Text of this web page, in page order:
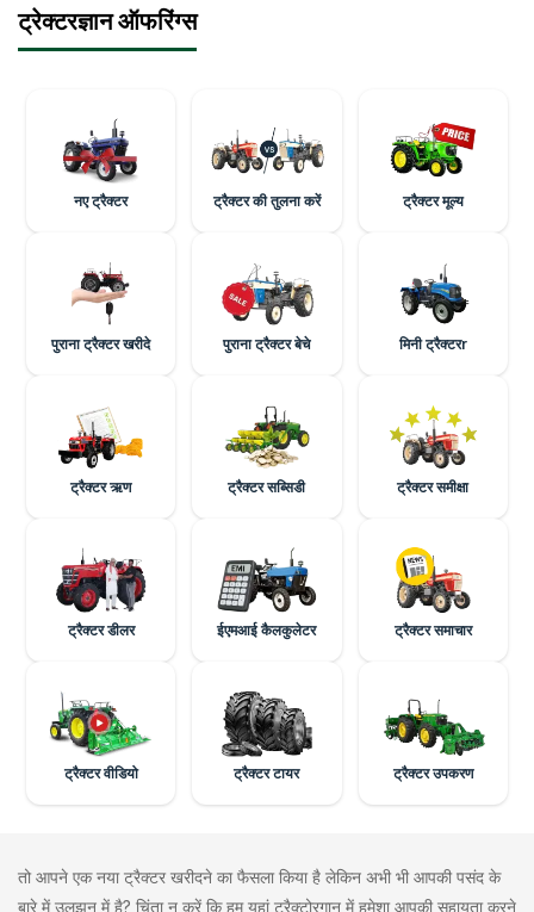
ट्रेक्टरज्ञान ऑफरिंग्स
नए ट्रैक्टर ट्रैक्टर की तुलना करें ट्रैक्टर मूल्य
पुराना ट्रैक्टर खरीदे पुराना ट्रैक्टर बेचे मिनी ट्रैक्टरr
ट्रैक्टर ऋण ट्रैक्टर सब्सिडी ट्रैक्टर समीक्षा
ट्रैक्टर डीलर ईएमआई कैलकुलेटर ट्रैक्टर समाचार
ट्रैक्टर वीडियो ट्रैक्टर टायर ट्रैक्टर उपकरण
तो आपने एक नया ट्रैक्टर खरीदने का फैसला किया है लेकिन अभी भी आपकी पसंद के
बारे में उलझन में है? चिंता न करें कि हम यहां ट्रैक्टोरगान में हमेशा आपकी सहायता करने